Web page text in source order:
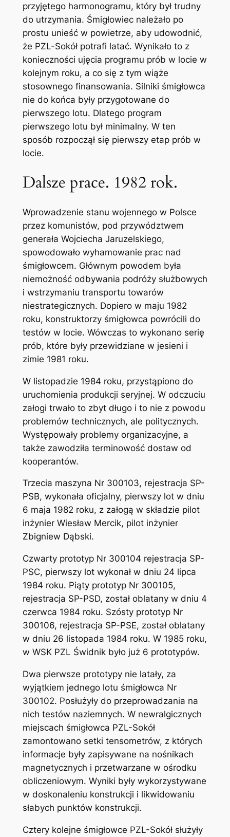
przyjętego harmonogramu, który był trudny
do utrzymania. Śmigłowiec należało po
prostu unieść w powietrze, aby udowodnić,
że PZL-Sokół potrafi latać. Wynikało to z
konieczności ujęcia programu prób w locie w
kolejnym roku, a co się z tym wiąże
stosownego finansowania. Silniki śmigłowca
nie do końca były przygotowane do
pierwszego lotu. Dlatego program
pierwszego lotu był minimalny. W ten
sposób rozpoczął się pierwszy etap prób w
locie.
Dalsze prace. 1982 rok.
Wprowadzenie stanu wojennego w Polsce
przez komunistów, pod przywództwem
generała Wojciecha Jaruzelskiego,
spowodowało wyhamowanie prac nad
śmigłowcem. Głównym powodem była
niemożność odbywania podróży służbowych
i wstrzymaniu transportu towarów
niestrategicznych. Dopiero w maju 1982
roku, konstruktorzy śmigłowca powrócili do
testów w locie. Wówczas to wykonano serię
prób, które były przewidziane w jesieni i
zimie 1981 roku.
W listopadzie 1984 roku, przystąpiono do
uruchomienia produkcji seryjnej. W odczuciu
załogi trwało to zbyt długo i to nie z powodu
problemów technicznych, ale politycznych.
Występowały problemy organizacyjne, a
także zawodziła terminowość dostaw od
kooperantów.
Trzecia maszyna Nr 300103, rejestracja SP-
PSB, wykonała oficjalny, pierwszy lot w dniu
6 maja 1982 roku, z załogą w składzie pilot
inżynier Wiesław Mercik, pilot inżynier
Zbigniew Dąbski.
Czwarty prototyp Nr 300104 rejestracja SP-
PSC, pierwszy lot wykonał w dniu 24 lipca
1984 roku. Piąty prototyp Nr 300105,
rejestracja SP-PSD, został oblatany w dniu 4
czerwca 1984 roku. Szósty prototyp Nr
300106, rejestracja SP-PSE, został oblatany
w dniu 26 listopada 1984 roku. W 1985 roku,
w WSK PZL Świdnik było już 6 prototypów.
Dwa pierwsze prototypy nie latały, za
wyjątkiem jednego lotu śmigłowca Nr
300102. Posłużyły do przeprowadzania na
nich testów naziemnych. W newralgicznych
miejscach śmigłowca PZL-Sokół
zamontowano setki tensometrów, z których
informacje były zapisywane na nośnikach
magnetycznych i przetwarzane w ośrodku
obliczeniowym. Wyniki były wykorzystywane
w doskonaleniu konstrukcji i likwidowaniu
słabych punktów konstrukcji.
Cztery kolejne śmigłowce PZL-Sokół służyły